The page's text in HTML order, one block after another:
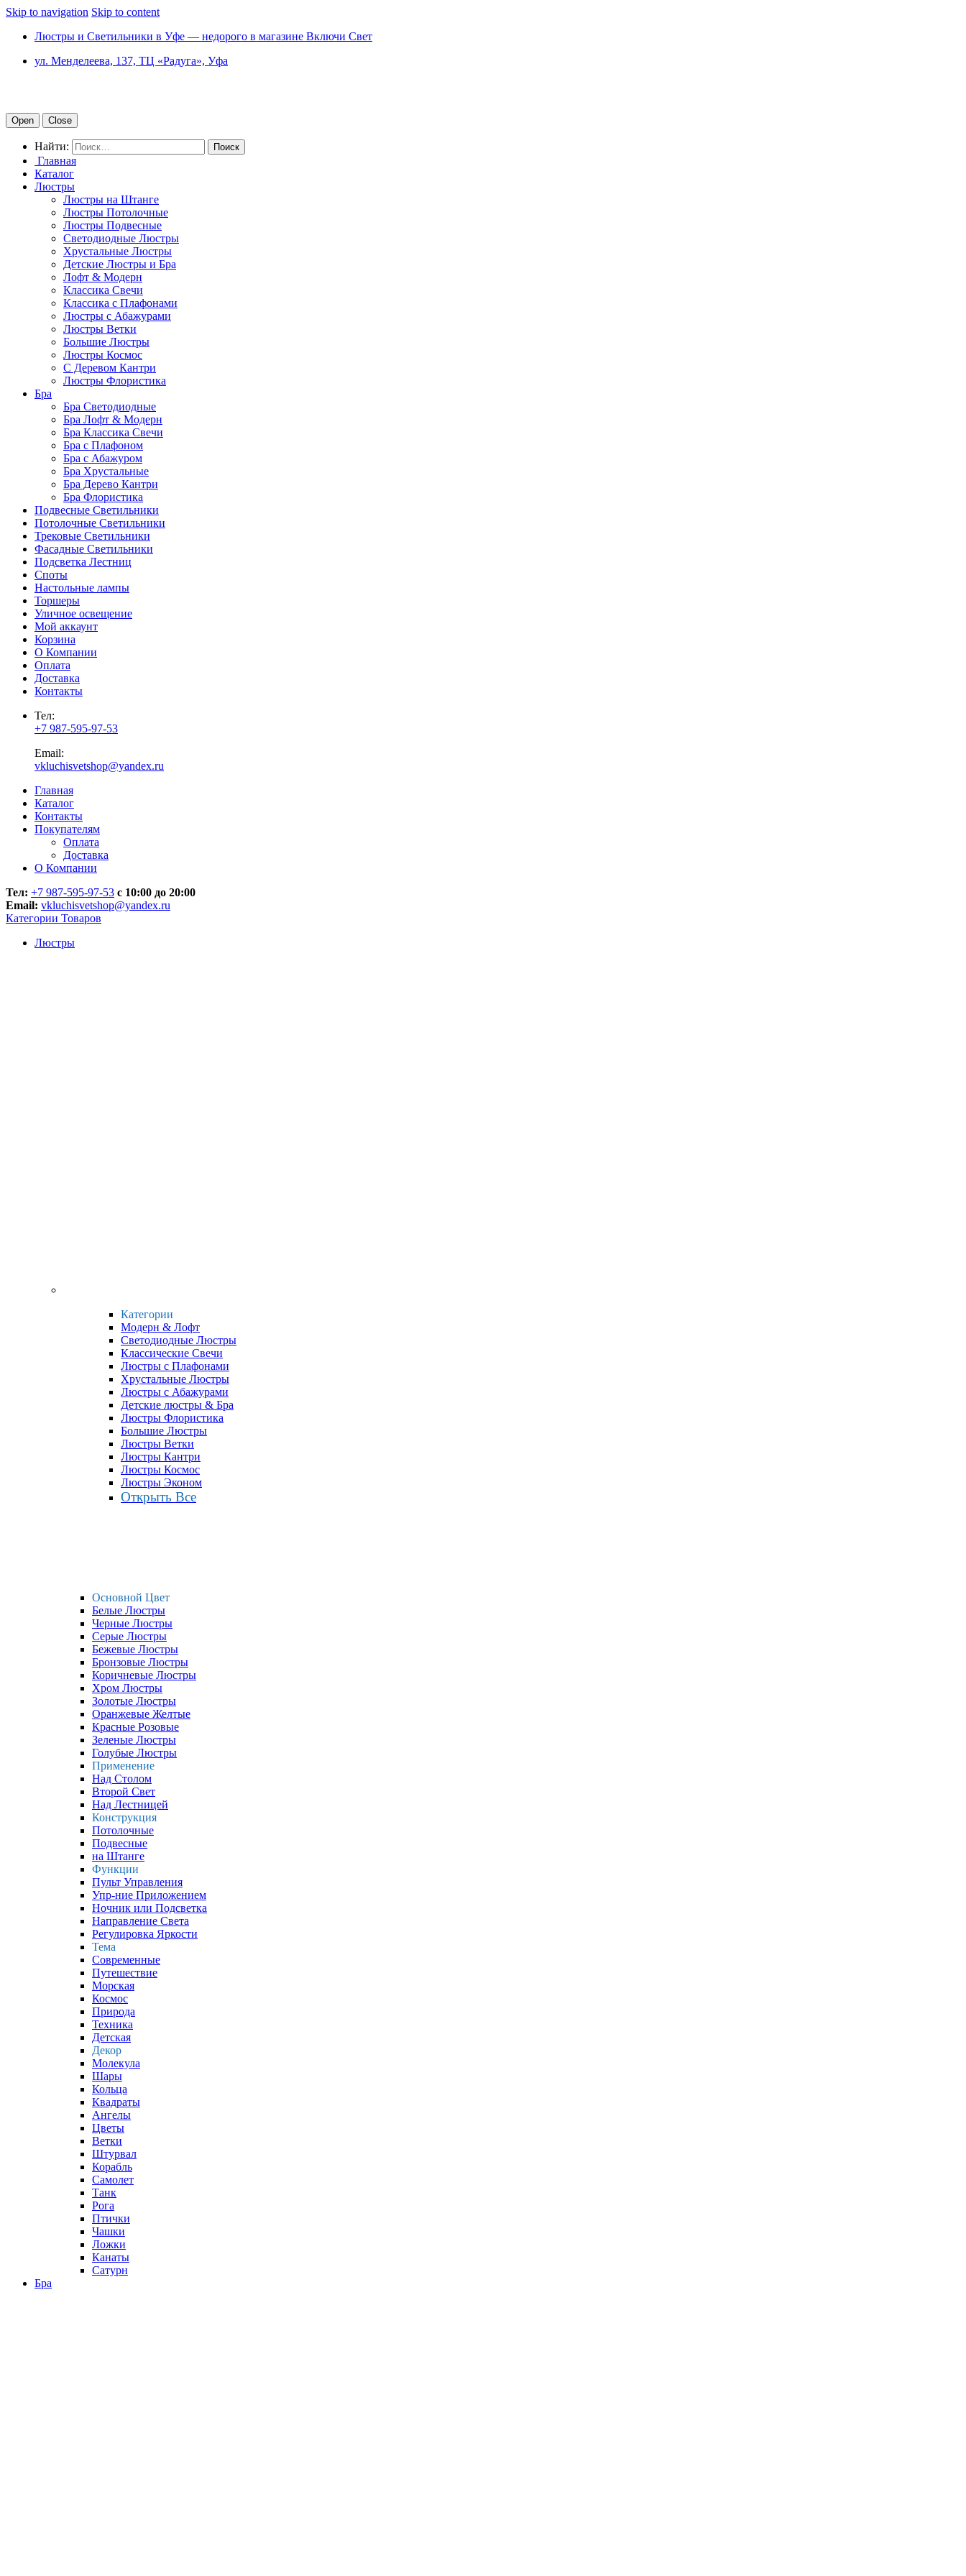
Skip to navigation Skip to content
Люстры и Светильники в Уфе — недорого в магазине Включи Свет
ул. Менделеева, 137, ТЦ «Радуга», Уфа
Open Close
Найти:
Главная
Каталог
Люстры
Люстры на Штанге
Люстры Потолочные
Люстры Подвесные
Светодиодные Люстры
Хрустальные Люстры
Детские Люстры и Бра
Лофт & Модерн
Классика Свечи
Классика с Плафонами
Люстры с Абажурами
Люстры Ветки
Большие Люстры
Люстры Космос
С Деревом Кантри
Люстры Флористика
Бра
Бра Светодиодные
Бра Лофт & Модерн
Бра Классика Свечи
Бра с Плафоном
Бра с Абажуром
Бра Хрустальные
Бра Дерево Кантри
Бра Флористика
Подвесные Светильники
Потолочные Светильники
Трековые Светильники
Фасадные Светильники
Подсветка Лестниц
Споты
Настольные лампы
Торшеры
Уличное освещение
Мой аккаунт
Корзина
О Компании
Оплата
Доставка
Контакты
Тел:
+7 987-595-97-53
Email:
vkluchisvetshop@yandex.ru
Главная
Каталог
Контакты
Покупателям
Оплата
Доставка
О Компании
Тел: +7 987-595-97-53 с 10:00 до 20:00
Email: vkluchisvetshop@yandex.ru
Категории Товаров
Люстры
Категории
Модерн & Лофт
Светодиодные Люстры
Классические Свечи
Люстры с Плафонами
Хрустальные Люстры
Люстры с Абажурами
Детские люстры & Бра
Люстры Флористика
Большие Люстры
Люстры Ветки
Люстры Кантри
Люстры Космос
Люстры Эконом
Открыть Все
Основной Цвет
Белые Люстры
Черные Люстры
Серые Люстры
Бежевые Люстры
Бронзовые Люстры
Коричневые Люстры
Хром Люстры
Золотые Люстры
Оранжевые Желтые
Красные Розовые
Зеленые Люстры
Голубые Люстры
Применение
Над Столом
Второй Свет
Над Лестницей
Конструкция
Потолочные
Подвесные
на Штанге
Функции
Пульт Управления
Упр-ние Приложением
Ночник или Подсветка
Направление Света
Регулировка Яркости
Тема
Современные
Путешествие
Морская
Космос
Природа
Техника
Детская
Декор
Молекула
Шары
Кольца
Квадраты
Ангелы
Цветы
Ветки
Штурвал
Корабль
Самолет
Танк
Рога
Птички
Чашки
Ложки
Канаты
Сатурн
Бра